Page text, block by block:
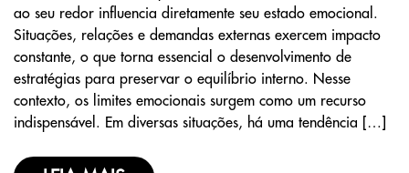
ao seu redor influencia diretamente seu estado emocional.
Situações, relações e demandas externas exercem impacto
constante, o que torna essencial o desenvolvimento de
estratégias para preservar o equilíbrio interno. Nesse
contexto, os limites emocionais surgem como um recurso
indispensável. Em diversas situações, há uma tendência […]